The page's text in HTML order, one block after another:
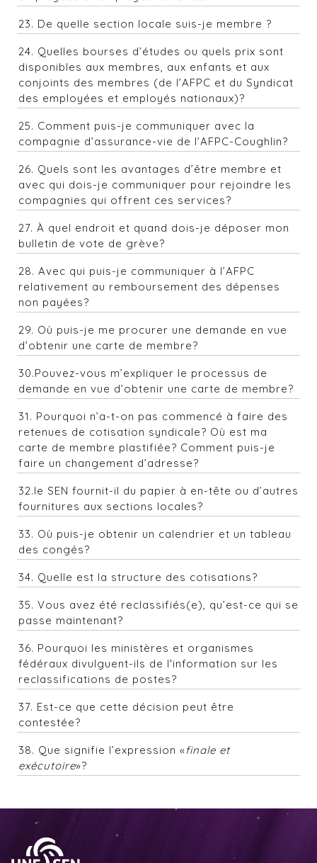
23. De quelle section locale suis-je membre ?
24. Quelles bourses d’études ou quels prix sont
disponibles aux membres, aux enfants et aux
conjoints des membres (de l’AFPC et du Syndicat
des employées et employés nationaux)?
25. Comment puis-je communiquer avec la
compagnie d’assurance-vie de l’AFPC-Coughlin?
26. Quels sont les avantages d’être membre et
avec qui dois-je communiquer pour rejoindre les
compagnies qui offrent ces services?
27. À quel endroit et quand dois-je déposer mon
bulletin de vote de grève?
28. Avec qui puis-je communiquer à l’AFPC
relativement au remboursement des dépenses
non payées?
29. Où puis-je me procurer une demande en vue
d’obtenir une carte de membre?
30.Pouvez-vous m’expliquer le processus de
demande en vue d’obtenir une carte de membre?
31. Pourquoi n’a-t-on pas commencé à faire des
retenues de cotisation syndicale? Où est ma
carte de membre plastifiée? Comment puis-je
faire un changement d’adresse?
32.le SEN fournit-il du papier à en-tête ou d’autres
fournitures aux sections locales?
33. Où puis-je obtenir un calendrier et un tableau
des congés?
34. Quelle est la structure des cotisations?
35. Vous avez été reclassifiés(e), qu’est-ce qui se
passe maintenant?
36. Pourquoi les ministères et organismes
fédéraux divulguent-ils de l'information sur les
reclassifications de postes?
37. Est-ce que cette décision peut être
contestée?
38. Que signifie l’expression « finale et
exécutoire»?